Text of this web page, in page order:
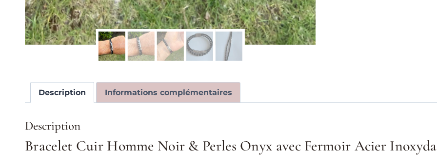
Description Informations complémentaires
Description
Bracelet Cuir Homme Noir & Perles Onyx avec Fermoir Acier